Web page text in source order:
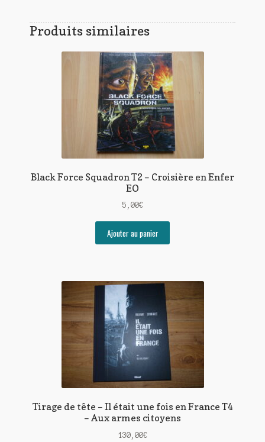
Produits similaires
Black Force Squadron T2 – Croisière en Enfer
EO
5,00€
Ajouter au panier
Tirage de tête – Il était une fois en France T4
– Aux armes citoyens
130,00€